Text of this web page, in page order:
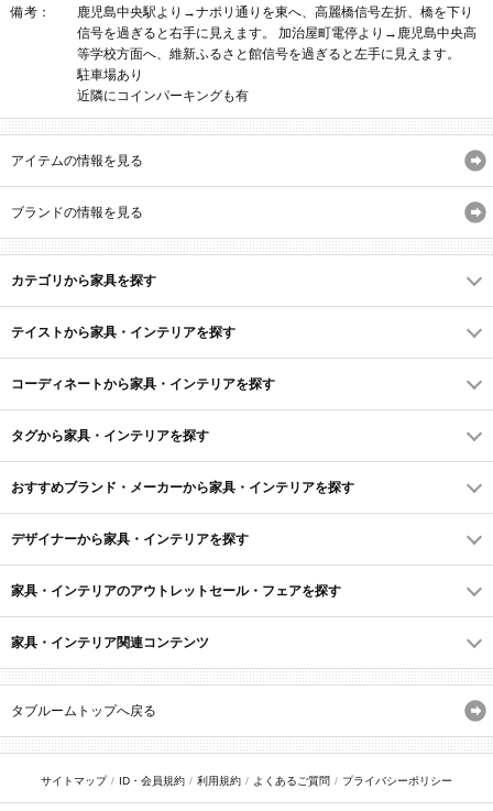
備考：
鹿児島中央駅より→ナポリ通りを東へ、高麗橋信号左折、橋を下り
信号を過ぎると右手に見えます。 加治屋町電停より→鹿児島中央高
等学校方面へ、維新ふるさと館信号を過ぎると左手に見えます。
駐車場あり
近隣にコインパーキングも有
アイテムの情報を見る
ブランドの情報を見る
カテゴリから家具を探す
テイストから家具・インテリアを探す
コーディネートから家具・インテリアを探す
タグから家具・インテリアを探す
おすすめブランド・メーカーから家具・インテリアを探す
デザイナーから家具・インテリアを探す
家具・インテリアのアウトレットセール・フェアを探す
家具・インテリア関連コンテンツ
タブルームトップへ戻る
サイトマップ ID・会員規約 利用規約 よくあるご質問 プライバシーポリシー